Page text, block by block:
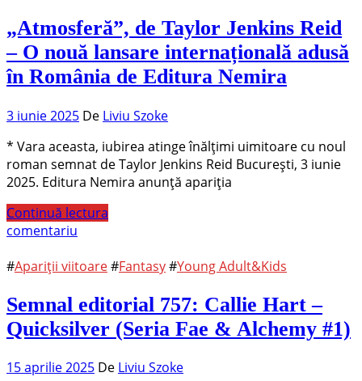
„Atmosferă”, de Taylor Jenkins Reid
– O nouă lansare internațională adusă
în România de Editura Nemira
3 iunie 2025 De Liviu Szoke
* Vara aceasta, iubirea atinge înălțimi uimitoare cu noul
roman semnat de Taylor Jenkins Reid București, 3 iunie
2025. Editura Nemira anunță apariția
Continuă lectura
comentariu
#Apariții viitoare#Fantasy#Young Adult&Kids
Semnal editorial 757: Callie Hart –
Quicksilver (Seria Fae & Alchemy #1)
15 aprilie 2025 De Liviu Szoke